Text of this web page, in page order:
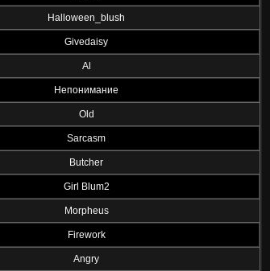
Halloween_blush
Givedaisy
Al
Непонимание
Old
Sarcasm
Butcher
Girl Blum2
Morpheus
Firework
Angry